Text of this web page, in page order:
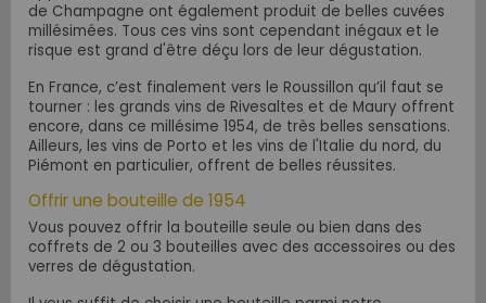
de Champagne ont également produit de belles cuvées
millésimées. Tous ces vins sont cependant inégaux et le
risque est grand d'être déçu lors de leur dégustation.
En France, c’est finalement vers le Roussillon qu’il faut se
tourner : les grands vins de Rivesaltes et de Maury offrent
encore, dans ce millésime 1954, de très belles sensations.
Ailleurs, les vins de Porto et les vins de l'Italie du nord, du
Piémont en particulier, offrent de belles réussites.
Offrir une bouteille de 1954
Vous pouvez offrir la bouteille seule ou bien dans des
coffrets de 2 ou 3 bouteilles avec des accessoires ou des
verres de dégustation.